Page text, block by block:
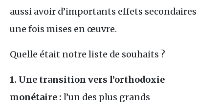
aussi avoir d’importants effets secondaires
une fois mises en œuvre.
Quelle était notre liste de souhaits ?
1. Une transition vers l’orthodoxie
monétaire : l’un des plus grands